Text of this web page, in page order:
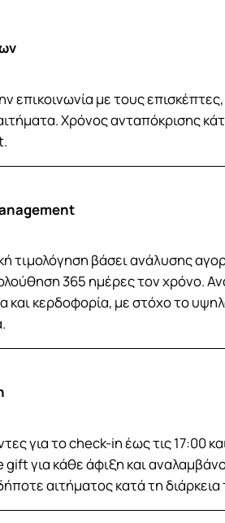
επικοινωνία με τους
Χρόνος ανταπόκρισης
τιμολόγηση βάσει ανάλυσης
365 ημέρες τον χρόνο.
και κερδοφορία, με στόχο το
για το check-in έως τις 17:00
gift για κάθε άφιξη και
αιτήματος κατά τη διάρκεια